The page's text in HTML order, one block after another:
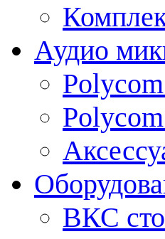
Аудио
ВКС